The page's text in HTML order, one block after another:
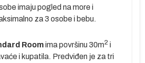
imaju pogled na more i
za 3 osobe i bebu.
Roomima površinu 30m2 i
i kupatila. Predviđen je za tri